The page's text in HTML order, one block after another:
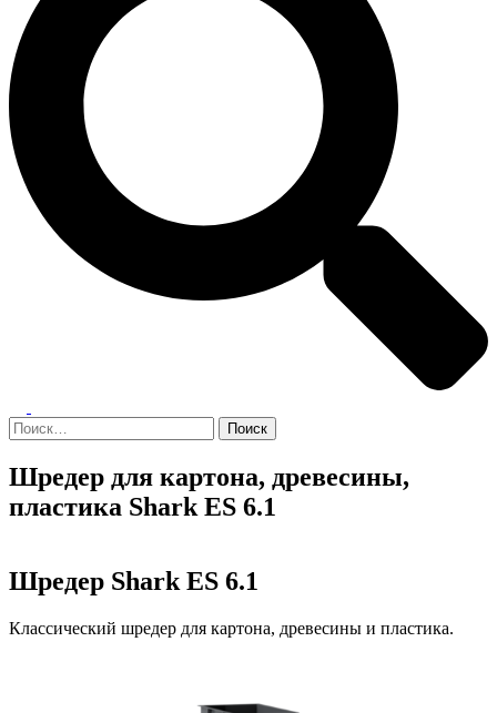
меню
Найти:
Шредер для картона, древесины,
пластика Shark ES 6.1
Шредер Shark ES 6.1
Классический шредер для картона, древесины и пластика.